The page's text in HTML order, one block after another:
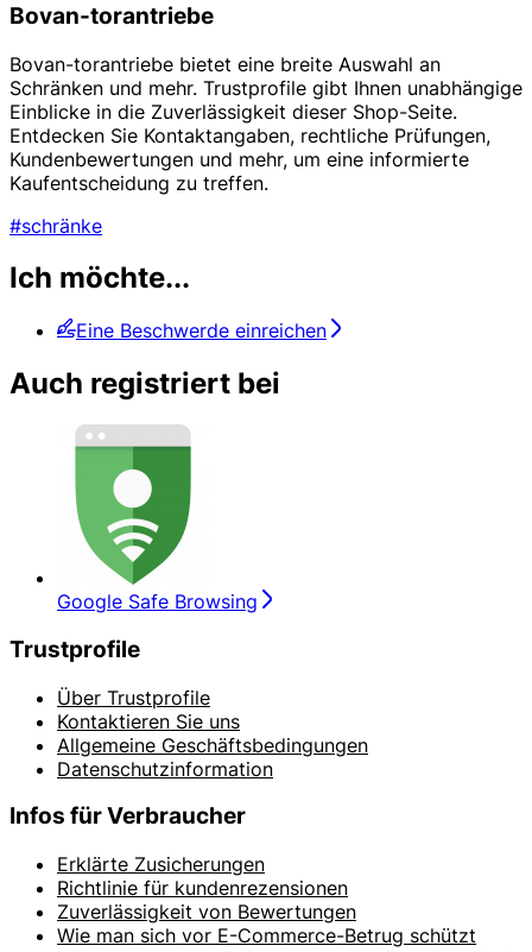
Bovan-torantriebe
Bovan-torantriebe bietet eine breite Auswahl an
Schränken und mehr. Trustprofile gibt Ihnen unabhängige
Einblicke in die Zuverlässigkeit dieser Shop-Seite.
Entdecken Sie Kontaktangaben, rechtliche Prüfungen,
Kundenbewertungen und mehr, um eine informierte
Kaufentscheidung zu treffen.
#schränke
Ich möchte...
Eine Beschwerde einreichen
Auch registriert bei
Google Safe Browsing
Trustprofile
Über Trustprofile
Kontaktieren Sie uns
Allgemeine Geschäftsbedingungen
Datenschutzinformation
Infos für Verbraucher
Erklärte Zusicherungen
Richtlinie für kundenrezensionen
Zuverlässigkeit von Bewertungen
Wie man sich vor E-Commerce-Betrug schützt